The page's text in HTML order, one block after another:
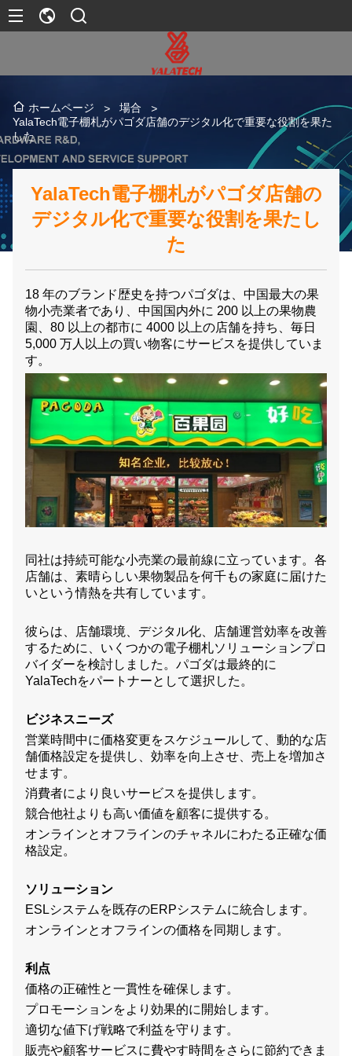
ホームページ > 場合
>
YalaTech電子棚札がパゴダ店舗のデジタル化で重要な役割を果た
した
YalaTech電子棚札がパゴダ店舗の
デジタル化で重要な役割を果たし
た
18 年のブランド歴史を持つパゴダは、中国最大の果
物小売業者であり、中国国内外に 200 以上の果物農
園、80 以上の都市に 4000 以上の店舗を持ち、毎日
5,000 万人以上の買い物客にサービスを提供していま
す。
同社は持続可能な小売業の最前線に立っています。各
店舗は、素晴らしい果物製品を何千もの家庭に届けた
いという情熱を共有しています。
彼らは、店舗環境、デジタル化、店舗運営効率を改善
するために、いくつかの電子棚札ソリューションプロ
バイダーを検討しました。パゴダは最終的に
YalaTechをパートナーとして選択した。
ビジネスニーズ
営業時間中に価格変更をスケジュールして、動的な店
舗価格設定を提供し、効率を向上させ、売上を増加さ
せます。
消費者により良いサービスを提供します。
競合他社よりも高い価値を顧客に提供する。
オンラインとオフラインのチャネルにわたる正確な価
格設定。
ソリューション
ESLシステムを既存のERPシステムに統合します。
オンラインとオフラインの価格を同期します。
利点
価格の正確性と一貫性を確保します。
プロモーションをより効果的に開始します。
適切な値下げ戦略で利益を守ります。
販売や顧客サービスに費やす時間をさらに節約できま